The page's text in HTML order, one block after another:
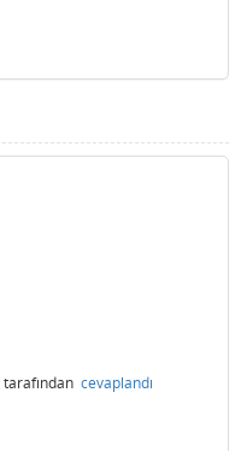
tarafından cevaplandı